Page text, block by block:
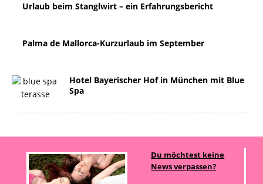
Urlaub beim Stanglwirt – ein Erfahrungsbericht
Palma de Mallorca-Kurzurlaub im September
Hotel Bayerischer Hof in München mit Blue
Spa
Du möchtest keine
News verpassen?